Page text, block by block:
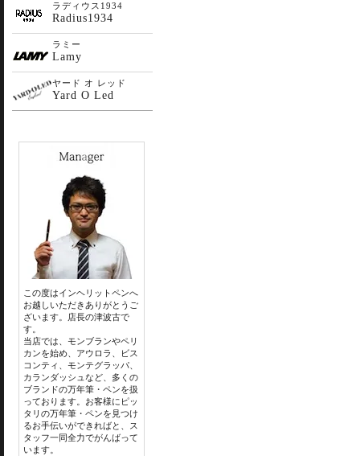
ラディウス1934
Radius1934
ラミー
Lamy
ヤード オ レッド
Yard O Led
この度はインヘリットペンへ
お越しいただきありがとうご
ざいます。店長の津波古で
す。
当店では、モンブランやペリ
カンを始め、アウロラ、ビス
コンティ、モンテグラッパ、
カランダッシュなど、多くの
ブランドの万年筆・ペンを扱
っております。お客様にピッ
タリの万年筆・ペンを見つけ
るお手伝いができればと、ス
タッフ一同全力でがんばって
います。